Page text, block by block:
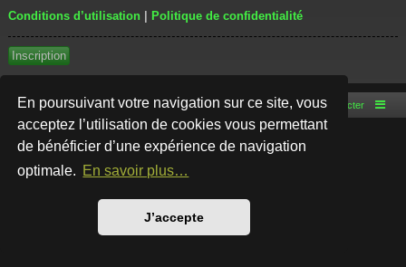
En poursuivant votre navigation sur ce site, vous
acceptez l’utilisation de cookies vous permettant
de bénéficier d’une expérience de navigation
optimale. En savoir plus…
J’accepte
Conditions d’utilisation | Politique de confidentialité
Inscription
Accueil du forum Nous contacter
Développé parphpBB® Forum Software © phpBB Limited
Style par
Traduction française officielle